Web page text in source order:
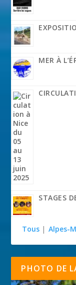
MER À
STAGES
Tous | Alpes-
PHOTO DE